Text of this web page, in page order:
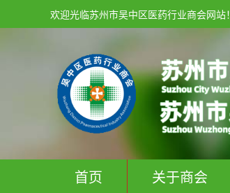
欢迎光临苏州市吴中区医药行业商会网站！
首页 关于商会